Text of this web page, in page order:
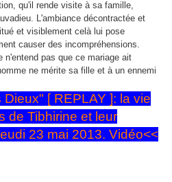
qu'il rende visite à sa famille,
L'ambiance décontractée et
et visiblement celà lui pose
causer des incompréhensions.
n'entend pas que ce mariage ait
ne mérite sa fille et à un ennemi
[ REPLAY ]: la vie
de Tibhirine et leur
23 mai 2013. Vidéo<<